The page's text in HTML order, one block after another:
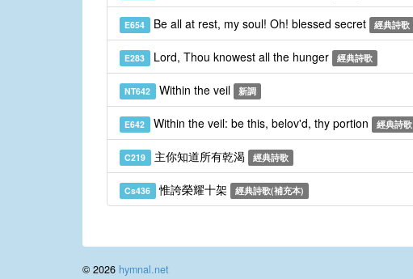
E654 Be all at rest, my soul! Oh! blessed secret 經典詩歌
E283 Lord, Thou knowest all the hunger 經典詩歌
NT642 Within the veil 新調
E642 Within the veil: be this, belov'd, thy portion 經典詩歌
C219 主你知道所有乾渴 經典詩歌
Cs436 惟誇榮耀十架 經典詩歌(補充本)
© 2026 hymnal.net